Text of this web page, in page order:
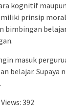
kognitif
prinsip
bimbingan
masuk
belajar. Supaya
392